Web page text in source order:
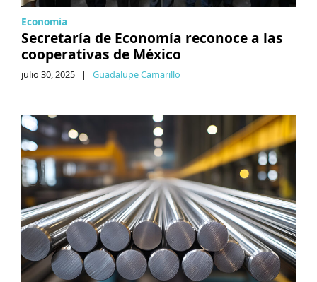
Economia
Secretaría de Economía reconoce a las
cooperativas de México
julio 30, 2025 | Guadalupe Camarillo